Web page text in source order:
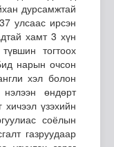
дурсамжтай
улсаас ирсэн
хамт 3 хүн
тогтоох
нарын очсон
хэл болон
өндөрт
үзэхийн
соёлын
газруудаар